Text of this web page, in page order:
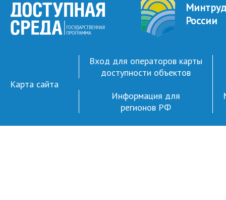
Минтруд
России
Карта сайта
Вход для операторов карты
доступности объектов
Информация для
регионов РФ